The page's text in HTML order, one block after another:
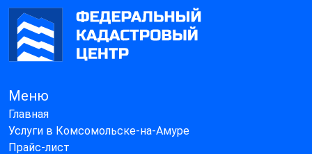
Меню
Главная
Услуги в Комсомольске-на-Амуре
Прайс-лист